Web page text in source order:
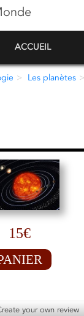
ACCUEIL
Les planètes
15€
your own review